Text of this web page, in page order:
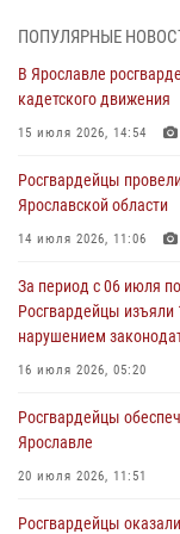
03 августа 2026, 07:24
Ярославские
более 300 выездов по
03 августа 2026, 07:09
Росгвардейцы
празднования Дня ВДВ
03 августа 2026, 06:20
За период с 20 июля
Росгвардейцы изъяли
нарушением
30 июля 2026, 11:51
В региональном
приуроченный к
28 июля 2026, 14:56
ПОПУЛЯРНЫЕ
В Ярославле
кадетского движения
15 июля 2026, 14:54
Росгвардейцы
Ярославской области
14 июля 2026, 11:06
За период с 06 июля
Росгвардейцы изъяли
нарушением
16 июля 2026, 05:20
Росгвардейцы
Ярославле
20 июля 2026, 11:51
Росгвардейцы